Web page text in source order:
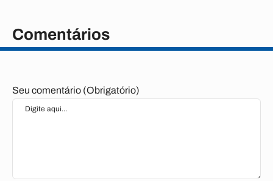
Comentários
Seu comentário (Obrigatório)